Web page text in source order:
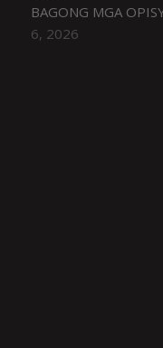
BAGONG MGA
6, 2026